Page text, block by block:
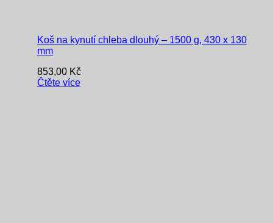
Koš na kynutí chleba dlouhý – 1500 g, 430 x 130
mm
853,00 Kč
Čtěte více